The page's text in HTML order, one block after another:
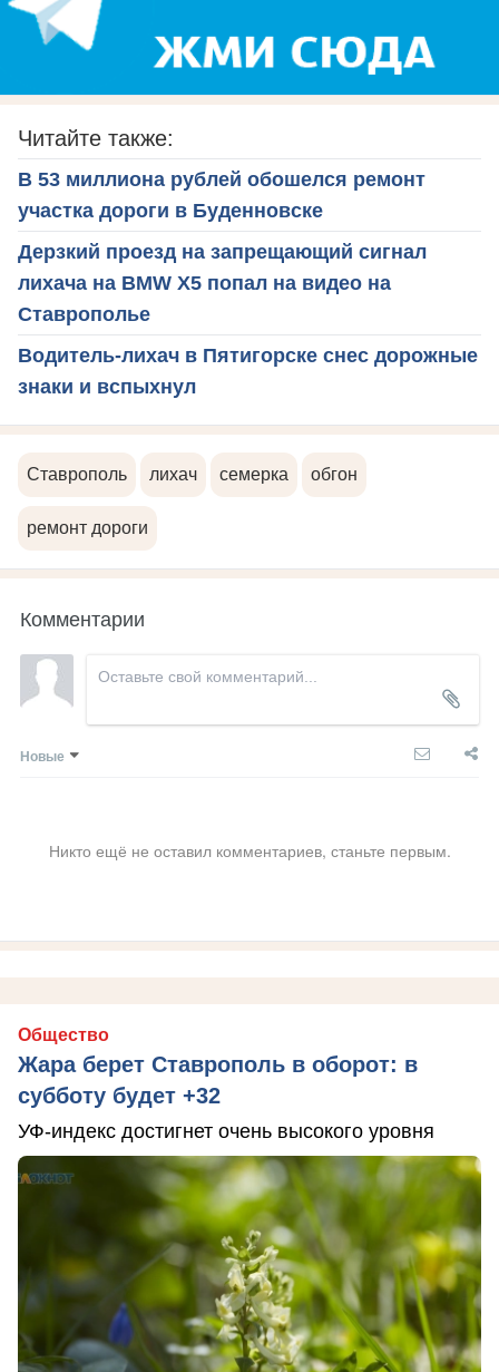
Читайте также:
В 53 миллиона рублей обошелся ремонт
участка дороги в Буденновске
Дерзкий проезд на запрещающий сигнал
лихача на BMW X5 попал на видео на
Ставрополье
Водитель-лихач в Пятигорске снес дорожные
знаки и вспыхнул
Ставрополь лихач семерка обгон
ремонт дороги
Комментарии
Новые
Никто ещё не оставил комментариев, станьте первым.
Общество
Жара берет Ставрополь в оборот: в
субботу будет +32
УФ-индекс достигнет очень высокого уровня